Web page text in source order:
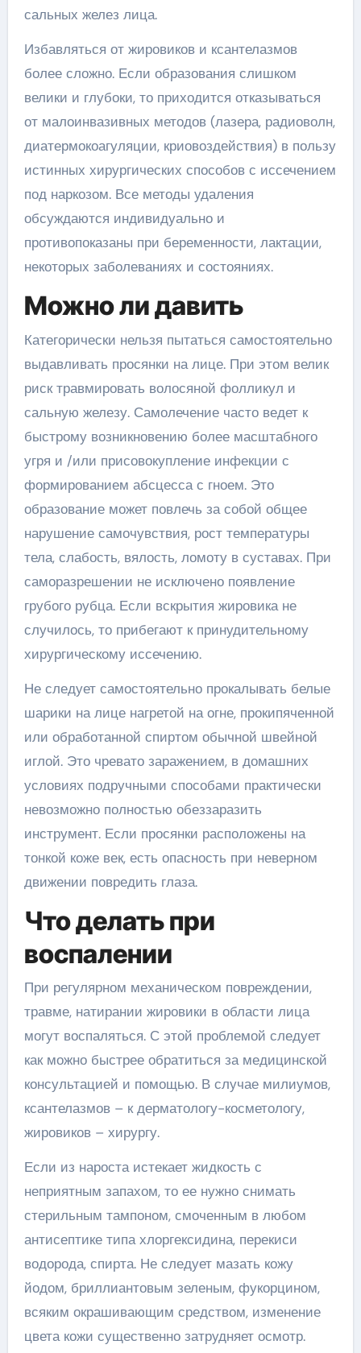
сальных желез лица.
Избавляться от жировиков и ксантелазмов
более сложно. Если образования слишком
велики и глубоки, то приходится отказываться
от малоинвазивных методов (лазера, радиоволн,
диатермокоагуляции, криовоздействия) в пользу
истинных хирургических способов с иссечением
под наркозом. Все методы удаления
обсуждаются индивидуально и
противопоказаны при беременности, лактации,
некоторых заболеваниях и состояниях.
Можно ли давить
Категорически нельзя пытаться самостоятельно
выдавливать просянки на лице. При этом велик
риск травмировать волосяной фолликул и
сальную железу. Самолечение часто ведет к
быстрому возникновению более масштабного
угря и /или присовокупление инфекции с
формированием абсцесса с гноем. Это
образование может повлечь за собой общее
нарушение самочувствия, рост температуры
тела, слабость, вялость, ломоту в суставах. При
саморазрешении не исключено появление
грубого рубца. Если вскрытия жировика не
случилось, то прибегают к принудительному
хирургическому иссечению.
Не следует самостоятельно прокалывать белые
шарики на лице нагретой на огне, прокипяченной
или обработанной спиртом обычной швейной
иглой. Это чревато заражением, в домашних
условиях подручными способами практически
невозможно полностью обеззаразить
инструмент. Если просянки расположены на
тонкой коже век, есть опасность при неверном
движении повредить глаза.
Что делать при
воспалении
При регулярном механическом повреждении,
травме, натирании жировики в области лица
могут воспаляться. С этой проблемой следует
как можно быстрее обратиться за медицинской
консультацией и помощью. В случае милиумов,
ксантелазмов – к дерматологу-косметологу,
жировиков – хирургу.
Если из нароста истекает жидкость с
неприятным запахом, то ее нужно снимать
стерильным тампоном, смоченным в любом
антисептике типа хлоргексидина, перекиси
водорода, спирта. Не следует мазать кожу
йодом, бриллиантовым зеленым, фукорцином,
всяким окрашивающим средством, изменение
цвета кожи существенно затрудняет осмотр.